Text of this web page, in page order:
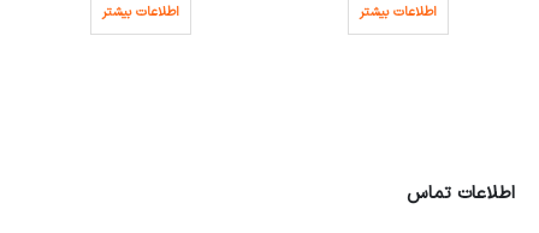
اطلاعات بیشتر اطلاعات بیشتر
اطلاعات تماس